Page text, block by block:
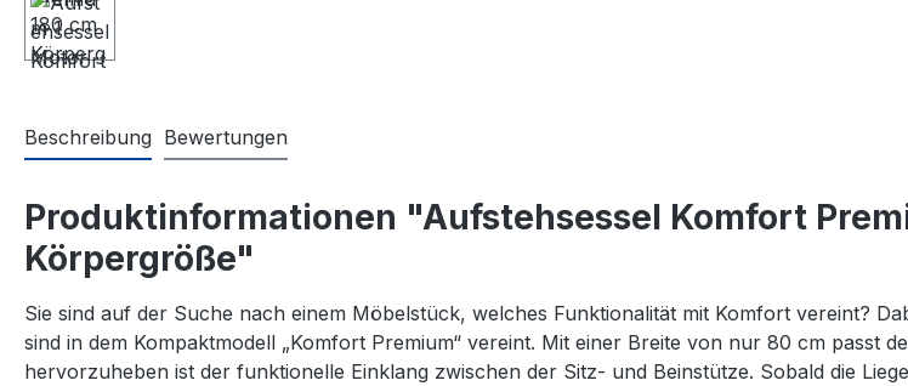
Beschreibung Bewertungen
Produktinformationen "Aufstehsessel Komfort
Körpergröße"
Sie sind auf der Suche nach einem Möbelstück, welches Funktionalität mit Komfort vereint?
sind in dem Kompaktmodell „Komfort Premium“ vereint. Mit einer Breite von nur 80 cm passt
hervorzuheben ist der funktionelle Einklang zwischen der Sitz- und Beinstütze. Sobald die